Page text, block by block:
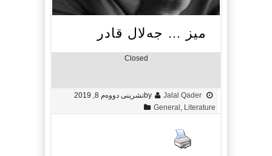
میز … جەلال قادر
Closed
by Jalal Qader
تشرینی دووەم 8, 2019
General Literature